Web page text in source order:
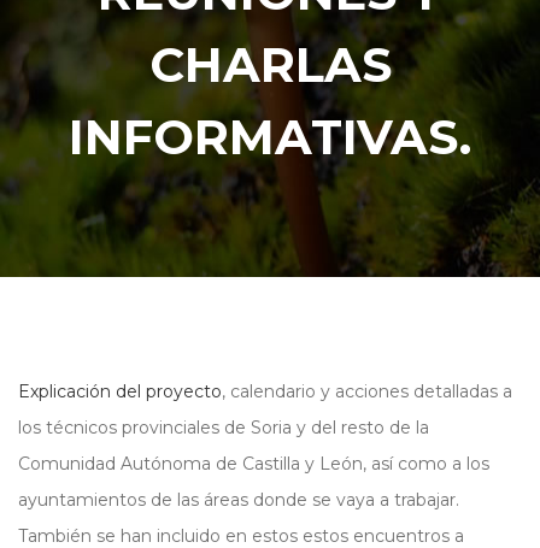
CHARLAS
INFORMATIVAS.
Explicación del proyecto, calendario y acciones detalladas a
los técnicos provinciales de Soria y del resto de la
Comunidad Autónoma de Castilla y León, así como a los
ayuntamientos de las áreas donde se vaya a trabajar.
También se han incluido en estos estos encuentros a